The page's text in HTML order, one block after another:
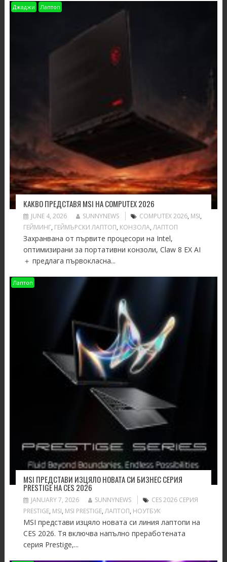
Джаджи Лаптоп
КАКВО ПРЕДСТАВЯ MSI НА COMPUTEX 2026
JUNE 4, 2026 SUNNYNEWS COMPUTEX 2026, MSI,
ГЕЙМИНГ, ГЕЙМЪРСКИ ЛАПТОП, КОНЗОЛА,ЛАПТОП
Захранвана от първите процесори на Intel,
оптимизирани за портативни конзоли, Claw 8 EX AI
＋ предлага първокласна...
Лаптоп
MSI ПРЕДСТАВИ ИЗЦЯЛО НОВАТА СИ БИЗНЕС СЕРИЯ
PRESTIGE НА CES 2026
JANUARY 7, 2026 SUNNYNEWS
CES 2026 СЕРИЯ
PRESTIGE, MSI, MSI PRESTIGE,ЛАПТОП, НОУТБУК
MSI представи изцяло новата си линия лаптопи на
CES 2026. Тя включва напълно преработената
серия Prestige,...